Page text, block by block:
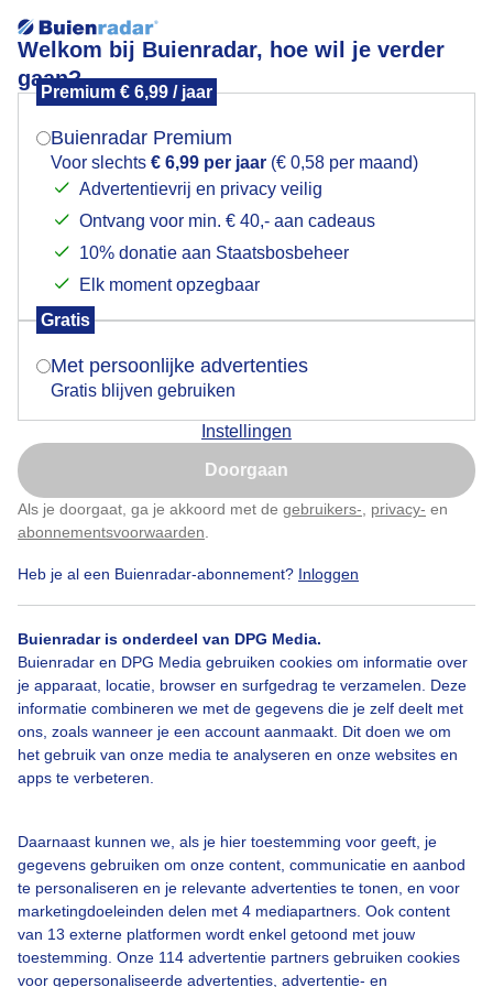
Welkom bij Buienradar, hoe wil je verder
gaan?
Premium € 6,99 / jaar
Buienradar Premium
Voor slechts € 6,99 per jaar (€ 0,58 per maand)
Advertentievrij en privacy veilig
Ontvang voor min. € 40,- aan cadeaus
10% donatie aan Staatsbosbeheer
Elk moment opzegbaar
Gratis
Met persoonlijke advertenties
Gratis blijven gebruiken
Instellingen
Doorgaan
Als je doorgaat, ga je akkoord met de gebruikers- privacy- en
abonnementsvoorwaarden
Heb je al een Buienradar-abonnement? Inloggen
Buienradar is onderdeel van DPG Media.
Buienradar en DPG Media gebruiken cookies om informatie over
je apparaat, locatie, browser en surfgedrag te verzamelen. Deze
informatie combineren we met de gegevens die je zelf deelt met
ons, zoals wanneer je een account aanmaakt. Dit doen we om
het gebruik van onze media te analyseren en onze websites en
apps te verbeteren.
Daarnaast kunnen we, als je hier toestemming voor geeft, je
gegevens gebruiken om onze content, communicatie en aanbod
te personaliseren en je relevante advertenties te tonen, en voor
marketingdoeleinden delen met 4 mediapartners. Ook content
van 13 externe platformen wordt enkel getoond met jouw
toestemming. Onze 114 advertentie partners gebruiken cookies
voor gepersonaliseerde advertenties, advertentie- en
drogemomenten
Een moment geduld aub...
Populaire categorieën
Lente
Zomer
Over Buienradar
Bedrijfsgegevens
Veelgestelde vragen
Contact
Toegankelijkheid
Buienradar Team
Privacy beleid
Cookie beleid
Privacy instellingen
Mogen we je locatie gebruiken voor het
Indien je hier nog geen akkoord op hebt gegeven,
verschijnt er zo een pop-up uit je browser waarin
Is goed, toon de popup
Nu niet, misschien later
Klik hierom dit aan te passen